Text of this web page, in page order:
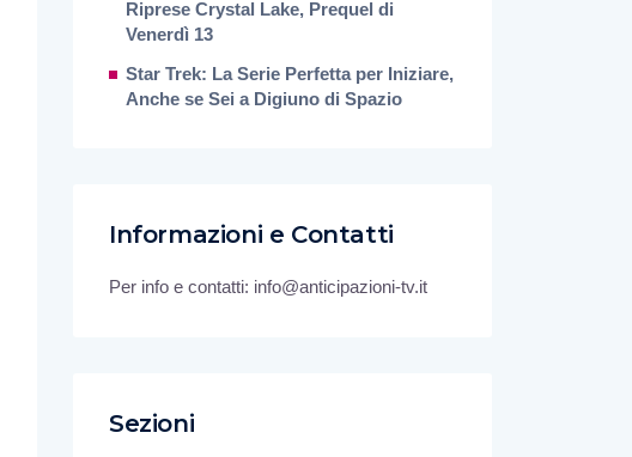
Riprese Crystal Lake, Prequel di
Venerdì 13
Star Trek: La Serie Perfetta per Iniziare,
Anche se Sei a Digiuno di Spazio
Informazioni e Contatti
Per info e contatti: info@anticipazioni-tv.it
Sezioni